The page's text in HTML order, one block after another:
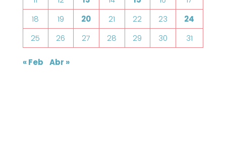
18
19 20 21 22 23
24
25
26 27 28 29 30 31
« Feb Abr »